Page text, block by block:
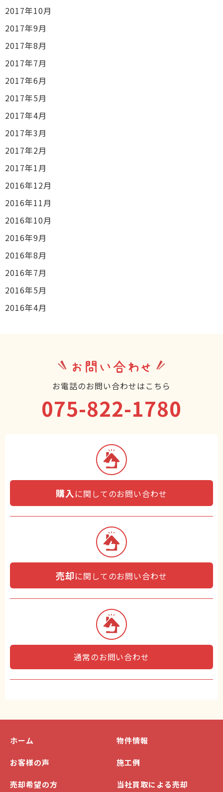
2017年10月
2017年9月
2017年8月
2017年7月
2017年6月
2017年5月
2017年4月
2017年3月
2017年2月
2017年1月
2016年12月
2016年11月
2016年10月
2016年9月
2016年8月
2016年7月
2016年5月
2016年4月
お問い合わせ
お電話のお問い合わせはこちら
075-822-1780
購入に関してのお問い合わせ
売却に関してのお問い合わせ
通常のお問い合わせ
ホーム 物件情報
お客様の声 施工例
売却希望の方 当社買取による売却